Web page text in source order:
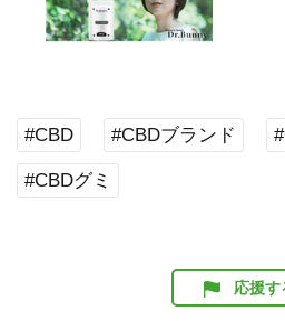
#CBD #CBDブランド
#CBDグミ
応援す